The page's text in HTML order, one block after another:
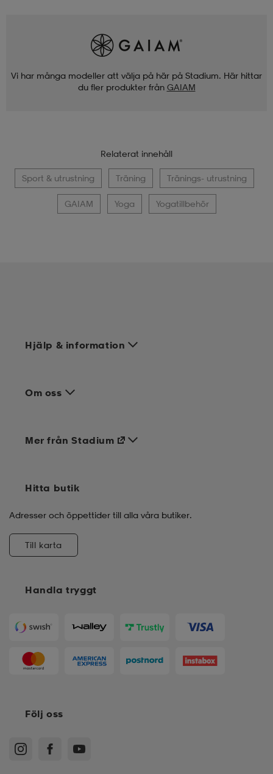
Vi har många modeller att välja på här på Stadium. Här hittar
du fler produkter från GAIAM
Relaterat innehåll
Sport & utrustning Träning Tränings- utrustning
GAIAM Yoga Yogatillbehör
Hjälp & information
Om oss
Handla tryggt
Mer från Stadium
Hitta butik
Adresser och öppettider till alla våra butiker.
Till karta
Följ oss